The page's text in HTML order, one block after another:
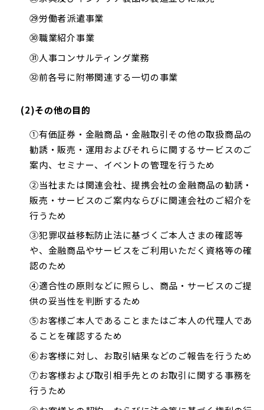
㉙労働者派遣事業
㉚職業紹介事業
㉛人事コンサルティング業務
㉜前各号に附帯関連する一切の事業
(2)その他の目的
①有価証券・金融商品・金融取引その他の取扱商品の
勧誘・販売・運用およびそれらに関するサービスのご
案内、セミナー、イベントの管理を行うため
②当社または関連会社、提携会社の金融商品の勧誘・
販売・サービスのご案内ならびに関連会社のご紹介を
行うため
③犯罪収益移転防止法に基づくご本人さまの確認等
や、金融商品やサービスをご利用いただく資格等の確
認のため
④適合性の原則などに照らし、商品・サービスのご提
供の妥当性を判断するため
⑤お客様ご本人であることまたはご本人の代理人であ
ることを確認するため
⑥お客様に対し、お取引結果などのご報告を行うため
⑦お客様および取引相手先とのお取引に関する事務を
行うため